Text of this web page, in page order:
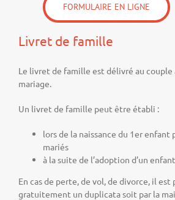
FORMULAIRE EN LIGNE
Livret de famille
Le livret de famille est délivré au couple
mariage.
Un livret de famille peut être établi :
lors de la naissance du 1er enfant
mariés
à la suite de l’adoption d’un enfant
En cas de perte, de vol, de divorce, il est
gratuitement un duplicata soit par la